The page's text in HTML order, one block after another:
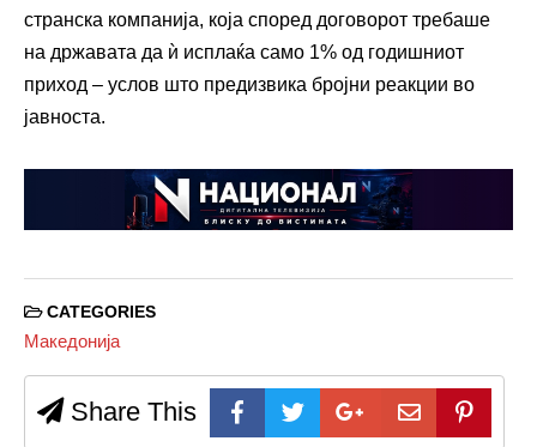
странска компанија, која според договорот требаше
на државата да ѝ исплаќа само 1% од годишниот
приход – услов што предизвика бројни реакции во
јавноста.
CATEGORIES
Македонија
Share This